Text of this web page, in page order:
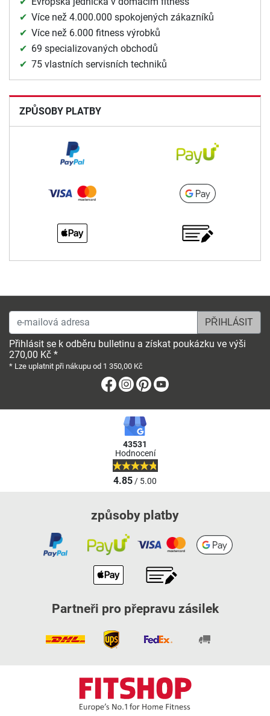
Více než 4.000.000 spokojených zákazníků
Více než 6.000 fitness výrobků
69 specializovaných obchodů
75 vlastních servisních techniků
ZPŮSOBY PLATBY
e-mailová adresa
Přihlásit se k odběru bulletinu a získat poukázku ve výši
270,00 Kč *
* Lze uplatnit při nákupu od 1 350,00 Kč
Facebook
Instagram
Pinterest
43531
Hodnocení
4.85/ 5.00
způsoby platby
Partneři pro přepravu zásilek